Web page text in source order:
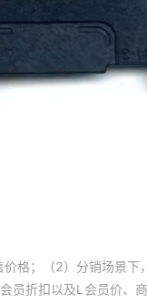
格；（2）分销场景
折扣以及L会员价